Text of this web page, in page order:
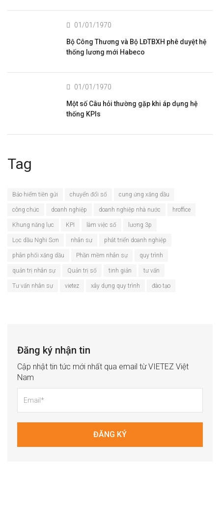
01/01/1970
Bộ Công Thương và Bộ LĐTBXH phê duyệt hệ
thống lương mới Habeco
01/01/1970
Một số Câu hỏi thường gặp khi áp dụng hệ
thống KPIs
Tag
Bảo hiểm tiền gửi chuyển đổi số cung ứng xăng dầu
công chức doanh nghiệp doanh nghiệp nhà nước hroffice
Khung năng lực KPI làm việc số lương 3p
Lọc dầu Nghi Sơn nhân sự phát triển doanh nghiệp
phân phối xăng dầu Phần mềm nhân sự quy trình
quản trị nhân sự Quản trị số tinh giản tư vấn
Tư vấn nhân sự vietez xây dựng quy trình đào tạo
Đăng ký nhận tin
Cập nhật tin tức mới nhất qua email từ VIETEZ Việt
Nam
ĐĂNG KÝ